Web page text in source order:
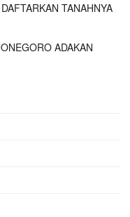
TANAHNYA
ADAKAN